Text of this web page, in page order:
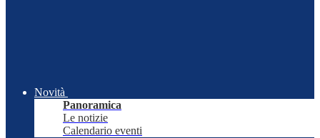
Novità
Panoramica
Le notizie
Calendario eventi